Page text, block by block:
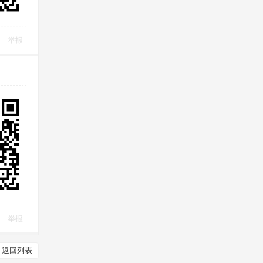
举报
举报
返回列表